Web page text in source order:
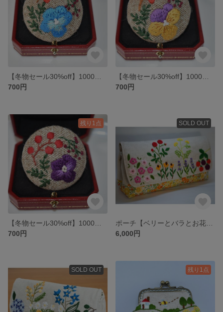
700円
700円
残り1点
700円
SOLD OUT
6,000円
SOLD OUT 残り1点